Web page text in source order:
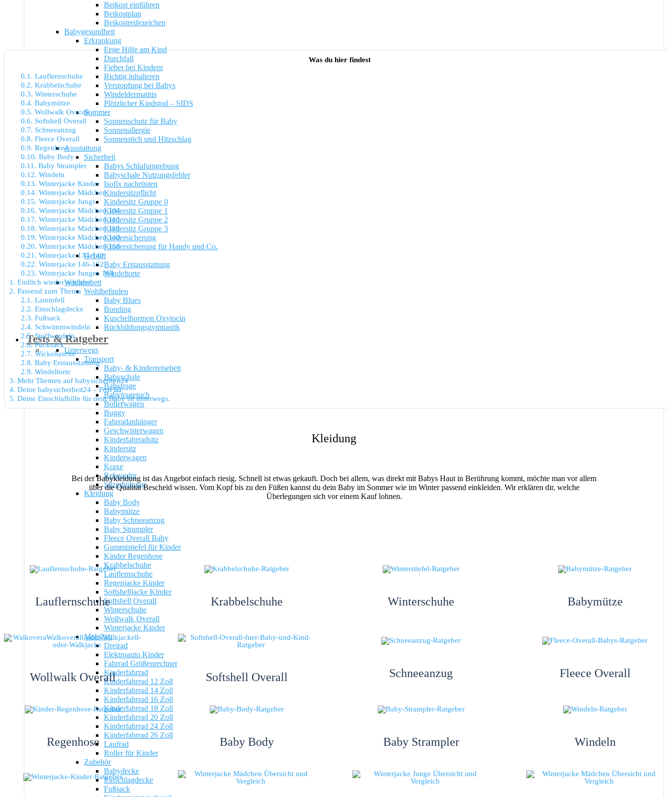
Beikost einführen
Beikostplan
Beikostreifezeichen
Babygesundheit
Erkrankung
Erste Hilfe am Kind
Durchfall
Fieber bei Kindern
Richtig inhalieren
Verstopfung bei Babys
Windeldermatitis
Plötzlicher Kindstod – SIDS
Sommer
Sonnenschutz für Baby
Sonnenallergie
Sonnenstich und Hitzschlag
Ausstattung
Sicherheit
Babys Schlafumgebung
Babyschale Nutzungsfehler
Isofix nachrüsten
Kindersitzpflicht
Kindersitz Gruppe 0
Kindersitz Gruppe 1
Kindersitz Gruppe 2
Kindersitz Gruppe 3
Kindersicherung
Kindersicherung für Handy und Co.
Geburt
Baby Erstausstattung
Windeltorte
Wochenbett
Wohlbefinden
Baby Blues
Bonding
Kuschelhormon Oxytocin
Rückbildungsgymnastik
Tests & Ratgeber
Unterwegs
Transport
Baby- & Kinderreisebett
Babyschale
Babytrage
Babytragetuch
Bollerwagen
Buggy
Fahrradanhänger
Geschwisterwagen
Kinderfahrradsitz
Kindersitz
Kinderwagen
Kraxe
Reboarder
Sitzerhöhung
Kleidung
Baby Body
Babymütze
Baby Schneeanzug
Baby Strampler
Fleece Overall Baby
Gummistiefel für Kinder
Kinder Regenhose
Krabbelschuhe
Lauflernschuhe
Regenjacke Kinder
Softshelljacke Kinder
Softshell Overall
Winterschuhe
Wollwalk Overall
Winterjacke Kinder
Mobilität
Dreirad
Elektroauto Kinder
Fahrrad Größenrechner
Kinderfahrrad
Kinderfahrrad 12 Zoll
Kinderfahrrad 14 Zoll
Kinderfahrrad 16 Zoll
Kinderfahrrad 18 Zoll
Kinderfahrrad 20 Zoll
Kinderfahrrad 24 Zoll
Kinderfahrrad 26 Zoll
Laufrad
Roller für Kinder
Zubehör
Babydecke
Einschlagdecke
Fußsack
Was du hier findest
0.1. Lauflernschuhe
0.2. Krabbelschuhe
0.3. Winterschuhe
0.4. Babymütze
0.5. Wollwalk Overall
0.6. Softshell Overall
0.7. Schneeanzug
0.8. Fleece Overall
0.9. Regenhose
0.10. Baby Body
0.11. Baby Strampler
0.12. Windeln
0.13. Winterjacke Kinder
0.14. Winterjacke Mädchen
0.15. Winterjacke Jungs
0.16. Winterjacke Mädchen 104
0.17. Winterjacke Mädchen 110
0.18. Winterjacke Mädchen 116
0.19. Winterjacke Mädchen 140
0.20. Winterjacke Mädchen 158
0.21. Winterjacke 134-140
0.22. Winterjacke 146-152
0.23. Winterjacke Jungen 164
1. Endlich wieder schlafen
2. Passend zum Thema
2.1. Lammfell
2.2. Einschlagdecke
2.3. Fußsack
2.4. Schwimmwindeln
2.5.Stoffwindeln
2.6.Pucksack
2.7. Wickeltasche
2.8. Baby Erstausstattung
2.9. Windeltorte
3. Mehr Themen auf babysicherheit24
4. Deine babysicherheit24 – Post 📧
5. Deine Einschlafhilfe für dein Baby ist unterwegs.
Kleidung
Bei der Babykleidung ist das Angebot einfach riesig. Schnell ist etwas gekauft. Doch bei allem, was direkt mit Babys Haut in Berührung kommt, möchte man vor allem
über die Qualität Bescheid wissen. Vom Kopf bis zu den Füßen kannst du dein Baby im Sommer wie im Winter passend einkleiden. Wir erklären dir, welche
Überlegungen sich vor einem Kauf lohnen.
Lauflernschuhe Krabbelschuhe Winterschuhe Babymütze
Wollwalk Overall Softshell Overall Schneeanzug Fleece Overall
Regenhose Baby Body Baby Strampler Windeln